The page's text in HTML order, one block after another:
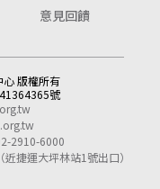
意見回饋
版權所有
號
2910-6000
捷運大坪林站1號出口）